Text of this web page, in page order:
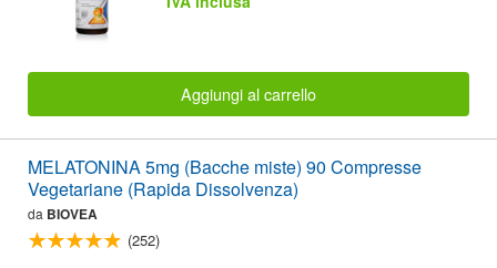
Aggiungi al carrello
MELATONINA 5mg (Bacche miste) 90 Compresse
Vegetariane (Rapida Dissolvenza)
da BIOVEA
(252)